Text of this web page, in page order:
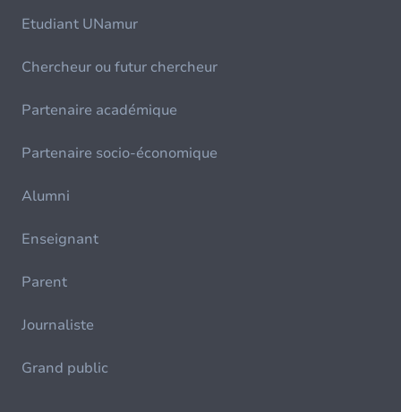
Etudiant UNamur
Chercheur ou futur chercheur
Partenaire académique
Partenaire socio-économique
Alumni
Enseignant
Parent
Journaliste
Grand public